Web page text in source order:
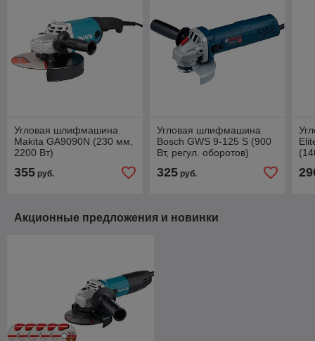
Угловая шлифмашина
Makita GA9090N (230 мм,
2200 Вт)
355 руб.
Угловая шлифмашина
Bosch GWS 9-125 S (900
Вт, регул. оборотов)
325руб.
Акционные предложения и новинки